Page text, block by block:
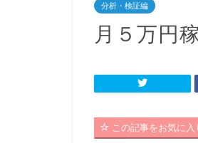
分析・検証編
月５万円
この記事をお気に入